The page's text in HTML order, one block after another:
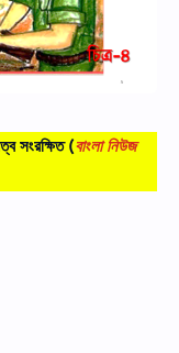
সংরক্ষিত (বাংলা নিউজ